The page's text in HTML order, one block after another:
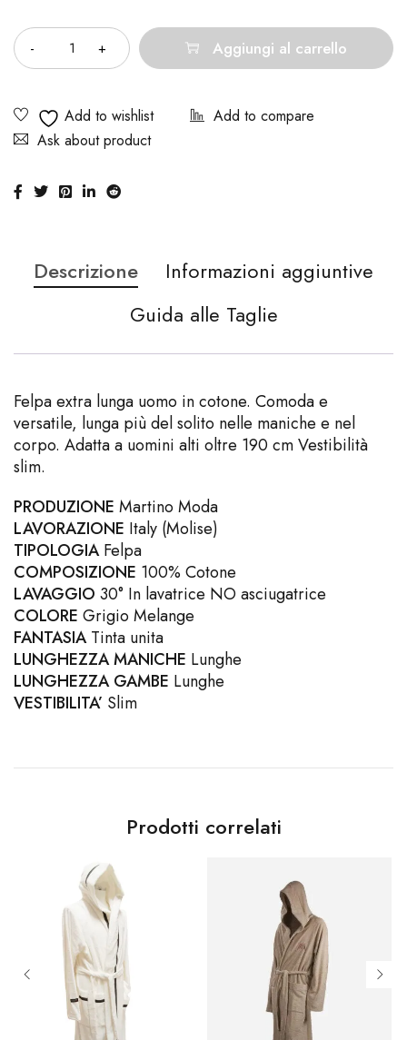
Aggiungi al carrello
Ask about product
Descrizione
Informazioni aggiuntive
Guida alle Taglie
Felpa extra lunga uomo in cotone. Comoda e
versatile, lunga più del solito nelle maniche e nel
corpo. Adatta a uomini alti oltre 190 cm Vestibilità
slim.
PRODUZIONE Martino Moda
LAVORAZIONE Italy (Molise)
TIPOLOGIAFelpa
COMPOSIZIONE 100% Cotone
LAVAGGIO 30° In lavatrice NO asciugatrice
COLORE Grigio Melange
FANTASIATinta unita
LUNGHEZZA MANICHE Lunghe
LUNGHEZZA GAMBE Lunghe
VESTIBILITA’ Slim
Prodotti correlati